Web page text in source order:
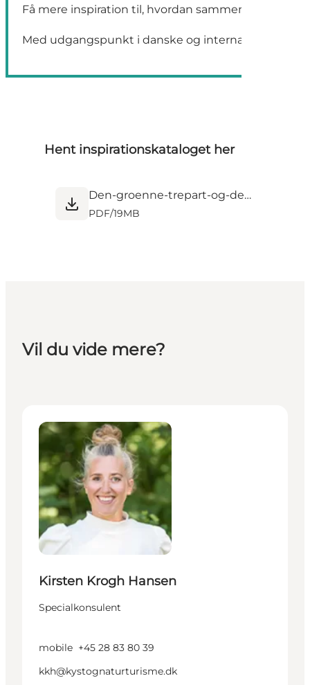
Få mere inspiration til, hvordan
Med udgangspunkt i danske og internationale
Hent inspirationskataloget her
Den-groenne-trepart-og-det-rekreative-potentiale_maj25_web_1.pdf
PDF/19MB
Vil du vide mere?
Kirsten Krogh Hansen
Specialkonsulent
mobile +45 28 83 80 39
kkh@kystognaturturisme.dk